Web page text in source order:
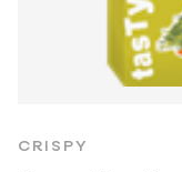
CRISPY